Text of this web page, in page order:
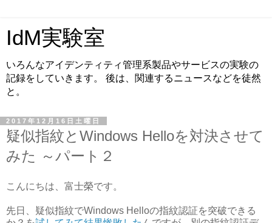
IdM実験室
いろんなアイデンティティ管理系製品やサービスの実験の
記録をしていきます。 後は、関連するニュースなどを徒然
と。
2017年12月16日土曜日
疑似指紋とWindows Helloを対決させて
みた ～パート２
こんにちは、富士榮です。
先日、疑似指紋でWindows Helloの指紋認証を突破できる